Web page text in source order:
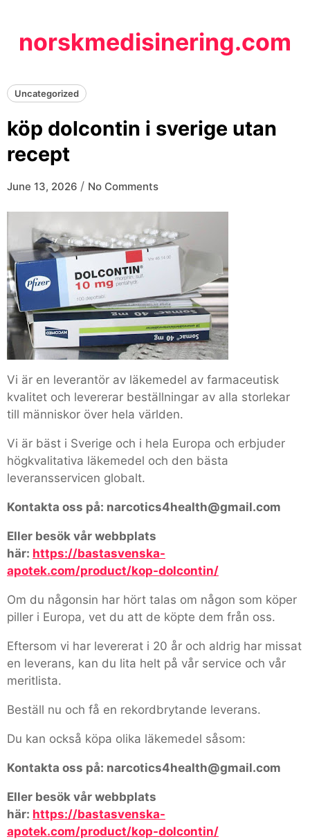
contentnorskmedisinering.com
Uncategorized
köp dolcontin i sverige utan
recept
June 13, 2026 / No Comments
Vi är en leverantör av läkemedel av farmaceutisk
kvalitet och levererar beställningar av alla storlekar
till människor över hela världen.
Vi är bäst i Sverige och i hela Europa och erbjuder
högkvalitativa läkemedel och den bästa
leveransservicen globalt.
Kontakta oss på: narcotics4health@gmail.com
Eller besök vår webbplats
här: https://bastasvenska-
apotek.com/product/kop-dolcontin/
Om du någonsin har hört talas om någon som köper
piller i Europa, vet du att de köpte dem från oss.
Eftersom vi har levererat i 20 år och aldrig har missat
en leverans, kan du lita helt på vår service och vår
meritlista.
Beställ nu och få en rekordbrytande leverans.
Du kan också köpa olika läkemedel såsom:
Kontakta oss på: narcotics4health@gmail.com
Eller besök vår webbplats
här: https://bastasvenska-
apotek.com/product/kop-dolcontin/